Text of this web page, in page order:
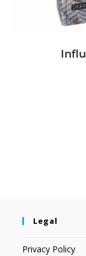
Legal
Privacy Policy